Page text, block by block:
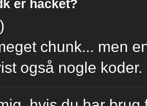
er hacket?
chunk... men
også nogle koder.